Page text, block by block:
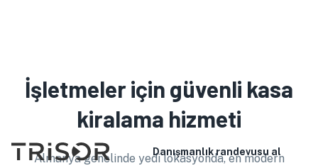
kullanabilirsiniz
Türkçe
Danışmanlık randevusu al
İşletmeler için güvenli kasa
kiralama hizmeti
Almanya genelinde yedi lokasyonda, en modern